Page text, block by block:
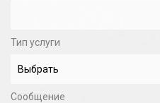
Тип услуги
Сообщение